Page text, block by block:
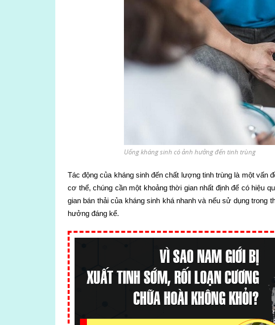
Uống kháng sinh có ảnh hưởng đến tinh trùng
Tác động của kháng sinh đến chất lượng tinh trùng là một vấn
cơ thể, chúng cần một khoảng thời gian nhất định để có hiệu
gian bán thải của kháng sinh khá nhanh và nếu sử dụng trong
hưởng đáng kể.